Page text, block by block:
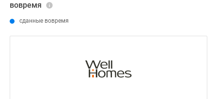
вовремя
сданные вовремя